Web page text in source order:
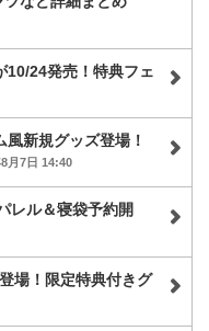
10/24発売！特典フェ
新規グッズ登場！
月7日 14:40
レル＆寝袋予約開
場！限定特典付きグ